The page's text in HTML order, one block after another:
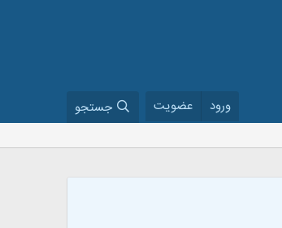
ورود عضویت جستجو